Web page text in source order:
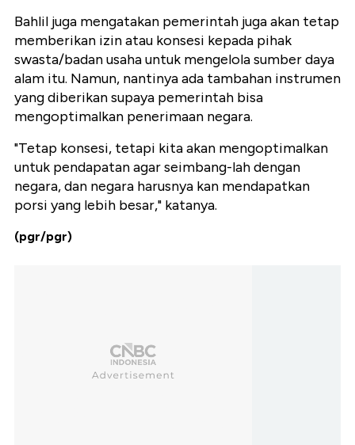
Bahlil juga mengatakan pemerintah juga akan tetap
memberikan izin atau konsesi kepada pihak
swasta/badan usaha untuk mengelola sumber daya
alam itu. Namun, nantinya ada tambahan instrumen
yang diberikan supaya pemerintah bisa
mengoptimalkan penerimaan negara.
"Tetap konsesi, tetapi kita akan mengoptimalkan
untuk pendapatan agar seimbang-lah dengan
negara, dan negara harusnya kan mendapatkan
porsi yang lebih besar," katanya.
(pgr/pgr)